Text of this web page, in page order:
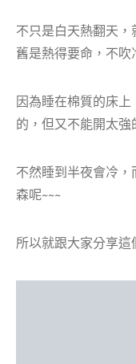
不只是白天熱翻天
舊是熱得要命，不吹
因為睡在棉質的床
的，但又不能開太強
不然睡到半夜會冷
森呢~~~
所以就跟大家分享這